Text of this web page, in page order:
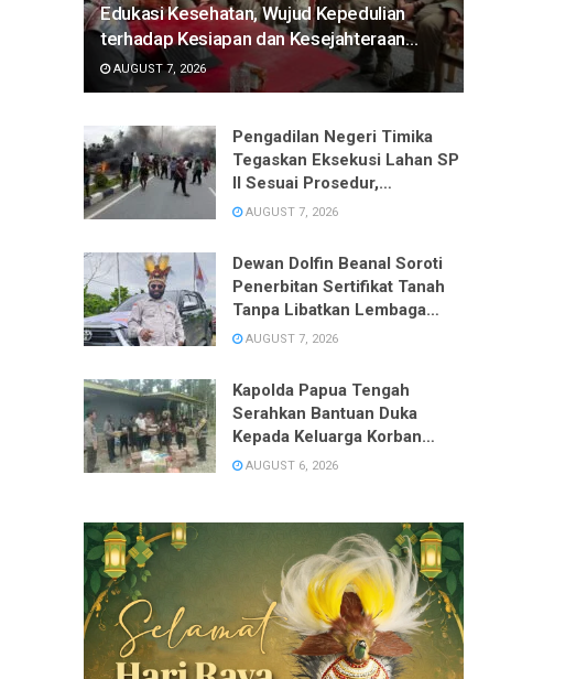
Edukasi Kesehatan, Wujud Kepedulian
terhadap Kesiapan dan Kesejahteraan
Anggota
AUGUST 7, 2026
Pengadilan Negeri Timika
Tegaskan Eksekusi Lahan SP
II Sesuai Prosedur,
Pelaksanaan Ditangguhkan
AUGUST 7, 2026
Dewan Dolfin Beanal Soroti
Penerbitan Sertifikat Tanah
Tanpa Libatkan Lembaga
Adat, Desak DPRD Panggil
AUGUST 7, 2026
Kapolda Papua Tengah
Serahkan Bantuan Duka
Kepada Keluarga Korban
Pembunuhan di Kwamki
AUGUST 6, 2026